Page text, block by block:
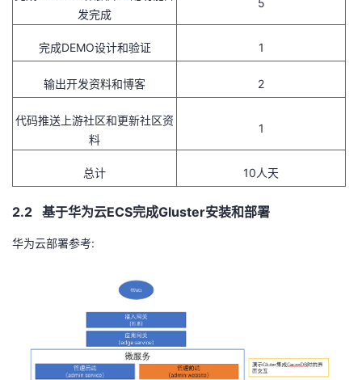
发完成
5
完成DEMO设计和验证 1
输出开发资料和博客 2
代码推送上游社区和更新社区资
料
1
总计 10人天
2.2 基于华为云ECS完成Gluster安装和部署
华为云部署参考: